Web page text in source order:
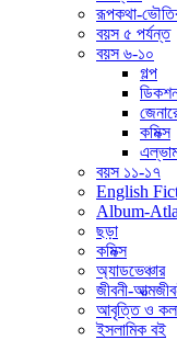
রূপকথা-
বয়স ৫ পর্যন্ত
বয়স ৬-১০
গল্প
কমিক্স
বয়স ১১-১৭
English
Album-
ছড়া
কমিক্স
অ্যাডভেঞ্চার
জীবনী-
আবৃত্তি ও
ইসলামিক বই